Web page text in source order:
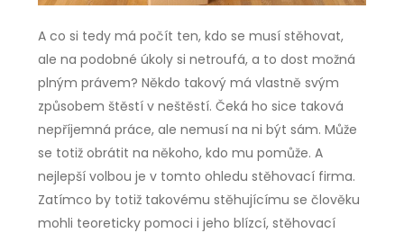
A co si tedy má počít ten, kdo se musí stěhovat,
ale na podobné úkoly si netroufá, a to dost možná
plným právem? Někdo takový má vlastně svým
způsobem štěstí v neštěstí. Čeká ho sice taková
nepříjemná práce, ale nemusí na ni být sám. Může
se totiž obrátit na někoho, kdo mu pomůže. A
nejlepší volbou je v tomto ohledu stěhovací firma.
Zatímco by totiž takovému stěhujícímu se člověku
mohli teoreticky pomoci i jeho blízcí, stěhovací